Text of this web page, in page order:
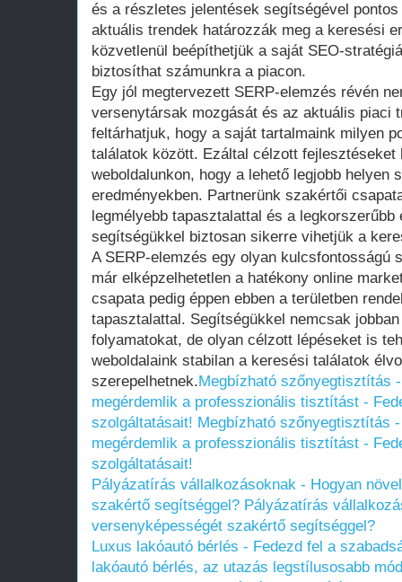
és a részletes jelentések segítségével
aktuális trendek határozzák meg a keresési
közvetlenül beépíthetjük a saját SEO-
biztosíthat számunkra a piacon.
Egy jól megtervezett SERP-elemzés révén
versenytársak mozgását és az aktuális piaci
feltárhatjuk, hogy a saját tartalmaink milyen
találatok között. Ezáltal célzott fejlesztéseket
weboldalunkon, hogy a lehető legjobb helyen
eredményekben. Partnerünk szakértői
legmélyebb tapasztalattal és a
segítségükkel biztosan sikerre vihetjük a
A SERP-elemzés egy olyan kulcsfontosságú
már elképzelhetetlen a hatékony online
csapata pedig éppen ebben a területben
tapasztalattal. Segítségükkel nemcsak
folyamatokat, de olyan célzott lépéseket is
weboldalaink stabilan a keresési találatok
szerepelhetnek.Megbízható szőnyegtisztítás
megérdemlik a professzionális tisztítást -
szolgáltatásait! Megbízható szőnyegtisztítás
megérdemlik a professzionális tisztítást -
szolgáltatásait!
Pályázatírás vállalkozásoknak - Hogyan
szakértő segítséggel? Pályázatírás
versenyképességét szakértő segítséggel?
Luxus lakóautó bérlés - Fedezd fel a
lakóautó bérlés, az utazás legstílusosabb